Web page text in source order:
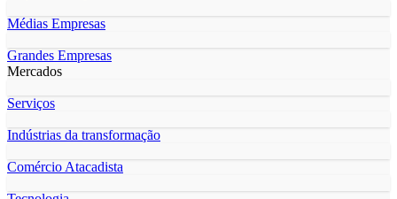
Médias Empresas
Grandes Empresas
Mercados
Serviços
Indústrias da transformação
Comércio Atacadista